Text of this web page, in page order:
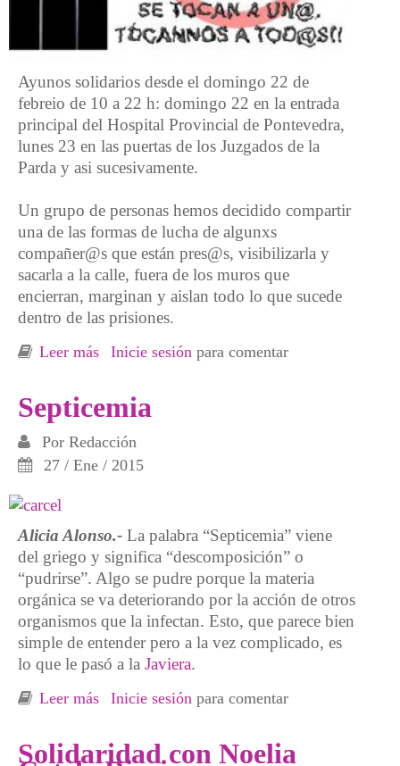
Ayunos solidarios desde el domingo 22 de
febreio de 10 a 22 h: domingo 22 en la entrada
principal del Hospital Provincial de Pontevedra,
lunes 23 en las puertas de los Juzgados de la
Parda y asi sucesivamente.
Un grupo de personas hemos decidido compartir
una de las formas de lucha de algunxs
compañer@s que están pres@s, visibilizarla y
sacarla a la calle, fuera de los muros que
encierran, marginan y aislan todo lo que sucede
dentro de las prisiones.
Leer más sobre Ayuno colectivo solidario con las
Inicie sesión para comentar
Septicemia
Por Redacción
27 / Ene / 2015
Alicia Alonso.- La palabra “Septicemia” viene
del griego y significa “descomposición” o
“pudrirse”. Algo se pudre porque la materia
orgánica se va deteriorando por la acción de otros
organismos que la infectan. Esto, que parece bien
simple de entender pero a la vez complicado, es
lo que le pasó a la Javiera.
Leer más sobre Septicemia
Inicie sesión para comentar
Solidaridad con Noelia